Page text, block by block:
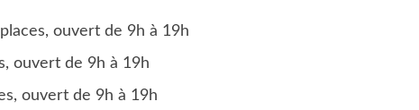
ouvert de 9h à 19h
ouvert de 9h à 19h
ouvert de 9h à 19h